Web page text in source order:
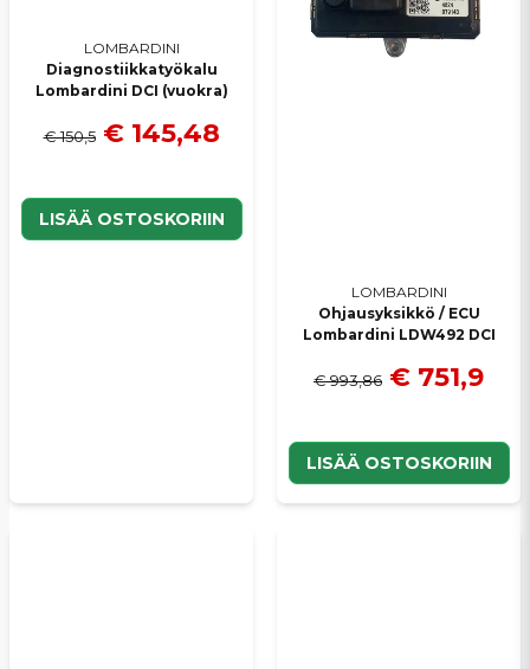
LOMBARDINI
Diagnostiikkatyökalu
Lombardini DCI (vuokra)
€ 150,5 € 145,48
LISÄÄ OSTOSKORIIN
LOMBARDINI
Ohjausyksikkö / ECU
Lombardini LDW492 DCI
€ 993,86 € 751,9
LISÄÄ OSTOSKORIIN